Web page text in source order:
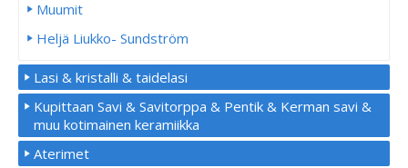
Muumit
Heljä Liukko- Sundström
Lasi & kristalli & taidelasi
Kupittaan Savi & Savitorppa & Pentik & Kerman savi &
muu kotimainen keramiikka
Aterimet